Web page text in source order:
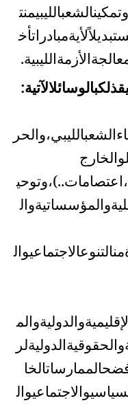
وتمكينالشعبالليبيمنت
بديلاًلأيةمبادراتأخ
الأزمةالليبية.
ذلكبالوسائلالآتية:
الشعبالليبي،والحر
والخارج
اعتصامات..)،وتوحي
والمؤسساتيةوال
منالتنوعالاجتماعيوال
والدوليةوالم
والحقوقيةالدوليةلر
الممارساتالخا
والاجتماعيوال